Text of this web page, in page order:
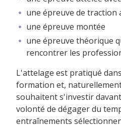
une épreuve de traction
une épreuve montée
une épreuve théorique
rencontrer les
L'attelage est pratiqué
formation et,
souhaitent s'investir
volonté de dégager du
entraînements